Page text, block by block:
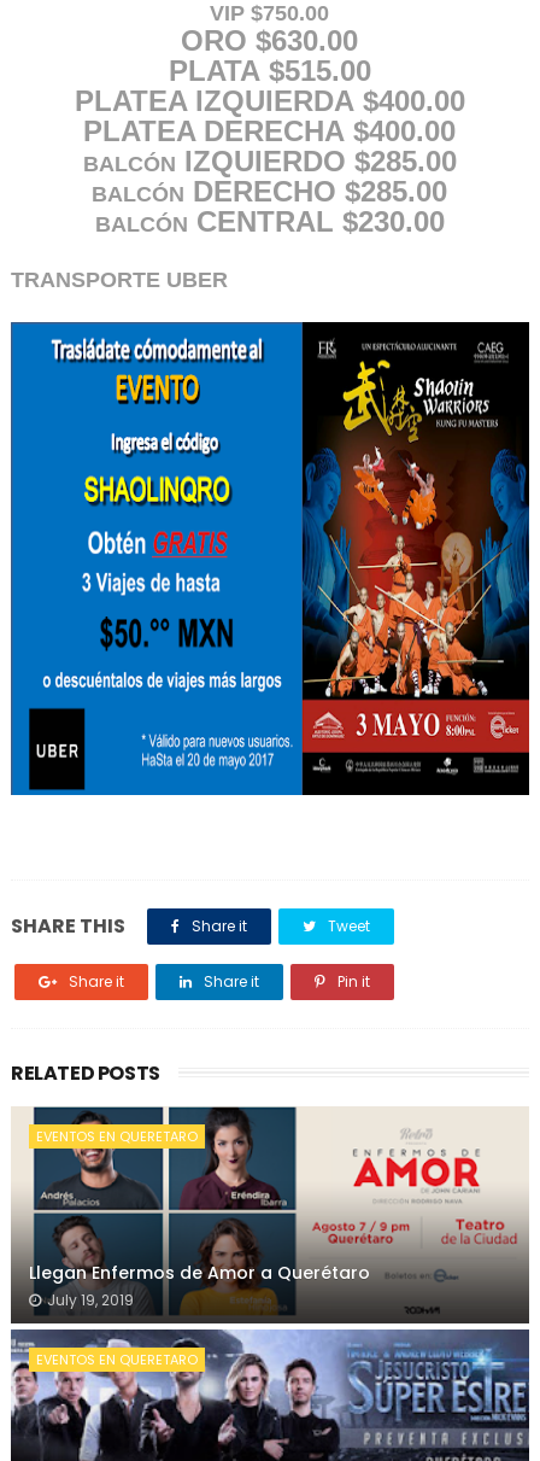
VIP$750.00
ORO$630.00
PLATA $515.00
PLATEA IZQUIERDA $400.00
PLATEA DERECHA$400.00
BALCÓN IZQUIERDO $285.00
BALCÓN DERECHO$285.00
BALCÓN CENTRAL $230.00
TRANSPORTE UBER
SHARE THIS Share it Tweet
Share it Share it Pin it
RELATED POSTS
EVENTOS EN QUERETARO
Llegan Enfermos de Amor a Querétaro
July 19, 2019
EVENTOS EN QUERETARO